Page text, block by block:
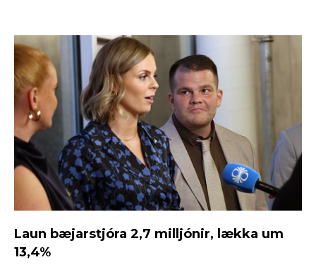
Laun bæjarstjóra 2,7 milljónir, lækka um
13,4%